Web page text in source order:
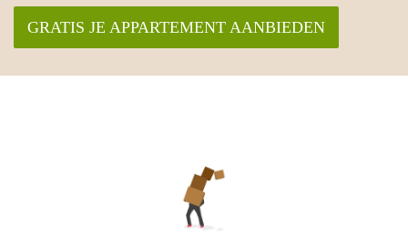
GRATIS JE APPARTEMENT AANBIEDEN